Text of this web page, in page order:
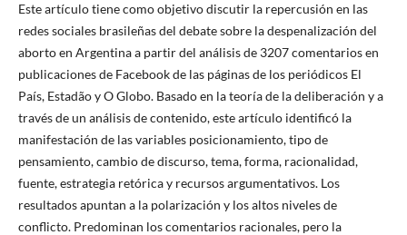
Este artículo tiene como objetivo discutir la repercusión en las
redes sociales brasileñas del debate sobre la despenalización del
aborto en Argentina a partir del análisis de 3207 comentarios en
publicaciones de Facebook de las páginas de los periódicos El
País, Estadão y O Globo. Basado en la teoría de la deliberación y a
través de un análisis de contenido, este artículo identificó la
manifestación de las variables posicionamiento, tipo de
pensamiento, cambio de discurso, tema, forma, racionalidad,
fuente, estrategia retórica y recursos argumentativos. Los
resultados apuntan a la polarización y los altos niveles de
conflicto. Predominan los comentarios racionales, pero la